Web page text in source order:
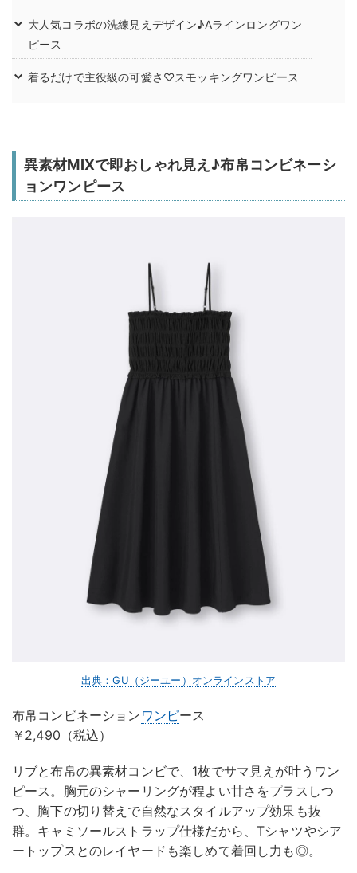
大人気コラボの洗練見えデザイン♪Aラインロングワン
ピース
着るだけで主役級の可愛さ♡スモッキングワンピース
異素材MIXで即おしゃれ見え♪布帛コンビネーシ
ョンワンピース
出典：GU（ジーユー）オンラインストア
布帛コンビネーション ワンピース
￥2,490（税込）
リブと布帛の異素材コンビで、1枚でサマ見えが叶うワン
ピース。胸元のシャーリングが程よい甘さをプラスしつ
つ、胸下の切り替えで自然なスタイルアップ効果も抜
群。キャミソールストラップ仕様だから、Tシャツやシア
ートップスとのレイヤードも楽しめて着回し力も◎。